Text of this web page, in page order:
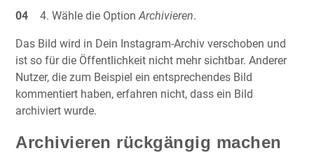
Wähle die OptionArchivieren.
Das Bild wird in Dein Instagram-Archiv verschoben und
ist so für die Öffentlichkeit nicht mehr sichtbar. Anderer
Nutzer, die zum Beispiel ein entsprechendes Bild
kommentiert haben, erfahren nicht, dass ein Bild
archiviert wurde.
Archivieren rückgängig machen